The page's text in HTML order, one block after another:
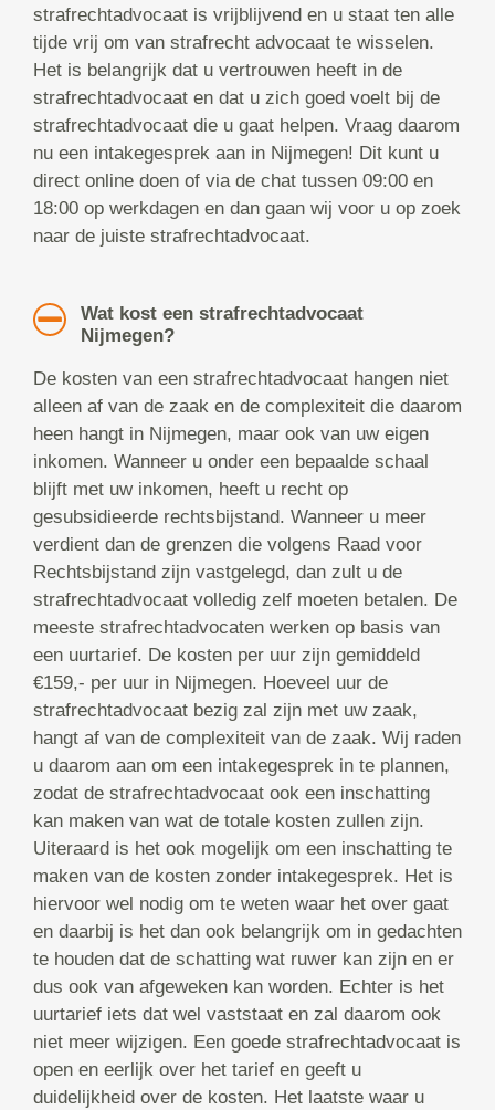
strafrechtadvocaat is vrijblijvend en u staat ten alle
tijde vrij om van strafrecht advocaat te wisselen.
Het is belangrijk dat u vertrouwen heeft in de
strafrechtadvocaat en dat u zich goed voelt bij de
strafrechtadvocaat die u gaat helpen. Vraag daarom
nu een intakegesprek aan in Nijmegen! Dit kunt u
direct online doen of via de chat tussen 09:00 en
18:00 op werkdagen en dan gaan wij voor u op zoek
naar de juiste strafrechtadvocaat.
Wat kost een strafrechtadvocaat
Nijmegen?
De kosten van een strafrechtadvocaat hangen niet
alleen af van de zaak en de complexiteit die daarom
heen hangt in Nijmegen, maar ook van uw eigen
inkomen. Wanneer u onder een bepaalde schaal
blijft met uw inkomen, heeft u recht op
gesubsidieerde rechtsbijstand. Wanneer u meer
verdient dan de grenzen die volgens Raad voor
Rechtsbijstand zijn vastgelegd, dan zult u de
strafrechtadvocaat volledig zelf moeten betalen. De
meeste strafrechtadvocaten werken op basis van
een uurtarief. De kosten per uur zijn gemiddeld
€159,- per uur in Nijmegen. Hoeveel uur de
strafrechtadvocaat bezig zal zijn met uw zaak,
hangt af van de complexiteit van de zaak. Wij raden
u daarom aan om een intakegesprek in te plannen,
zodat de strafrechtadvocaat ook een inschatting
kan maken van wat de totale kosten zullen zijn.
Uiteraard is het ook mogelijk om een inschatting te
maken van de kosten zonder intakegesprek. Het is
hiervoor wel nodig om te weten waar het over gaat
en daarbij is het dan ook belangrijk om in gedachten
te houden dat de schatting wat ruwer kan zijn en er
dus ook van afgeweken kan worden. Echter is het
uurtarief iets dat wel vaststaat en zal daarom ook
niet meer wijzigen. Een goede strafrechtadvocaat is
open en eerlijk over het tarief en geeft u
duidelijkheid over de kosten. Het laatste waar u